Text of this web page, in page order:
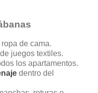
de cama.
de juegos textiles.
los apartamentos.
dentro del